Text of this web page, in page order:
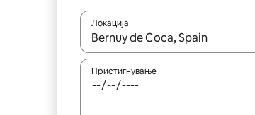
Локација
Кога резултатите се достапни,
Пристигнување